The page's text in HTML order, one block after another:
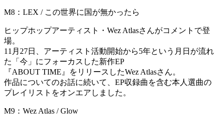
M8：LEX / この世界に国が無かったら
ヒップホップアーティスト・Wez Atlasさんがコメントで登
場。
11月27日、アーティスト活動開始から5年という月日が流れ
た「今」にフォーカスした新作EP
『ABOUT TIME』をリリースしたWez Atlasさん。
作品についてのお話に続いて、EP収録曲を含む本人選曲の
プレイリストをオンエアしました。
M9：Wez Atlas / Glow